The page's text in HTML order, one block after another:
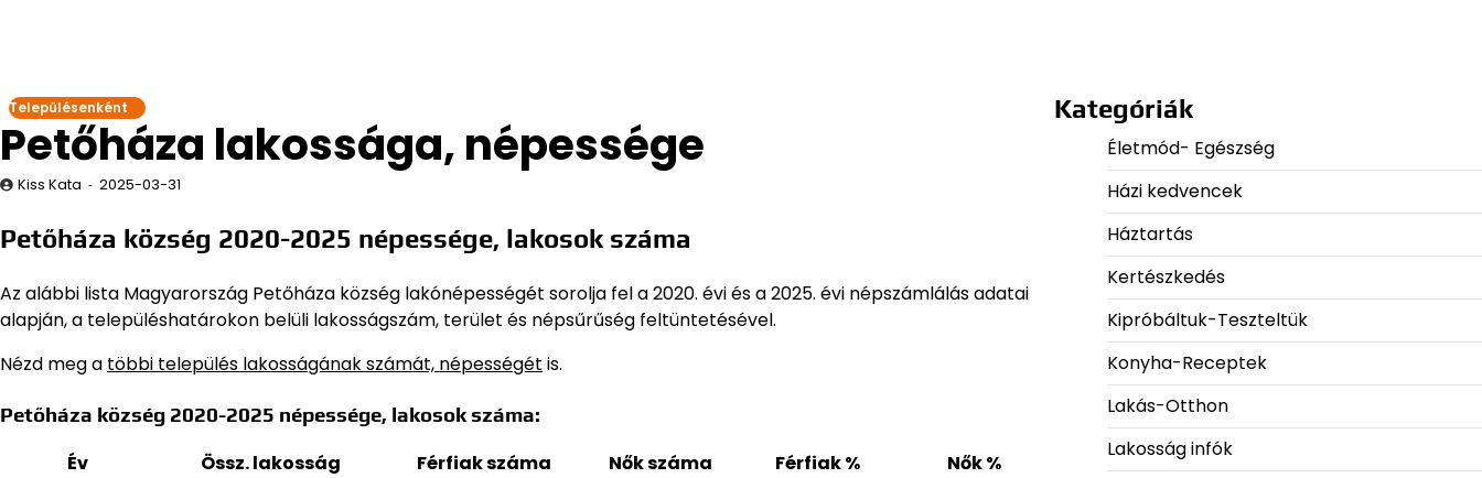
Településenként
Petőháza lakossága, népessége
Kiss Kata 2025-03-31
Petőháza község 2020-2025 népessége, lakosok száma
Az alábbi lista Magyarország Petőháza község lakónépességét sorolja fel a 2020. évi és a 2025. évi népszámlálás adatai
alapján,a településhatárokon belüli lakosságszám, terület és népsűrűség feltüntetésével.
Nézd meg a többi település lakosságának számát, népességét is.
Petőháza község 2020-2025 népessége, lakosok száma:
Év Össz. lakosság Férfiak száma Nők száma Férfiak %
Nők %
Kategóriák
Életmód- Egészség
Házi kedvencek
Háztartás
Kertészkedés
Kipróbáltuk-Teszteltük
Konyha-Receptek
Lakás-Otthon
Lakosság infók